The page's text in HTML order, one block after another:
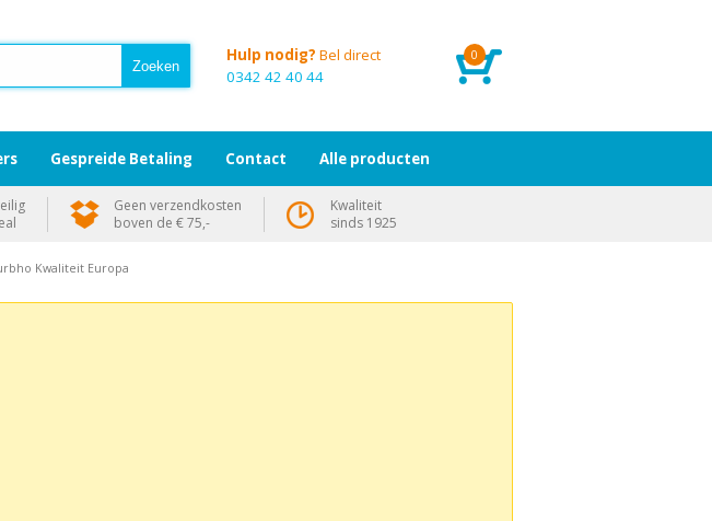
0
Hulp nodig? Bel direct
0342 42 40 44
Kwaliteit Europa
Gespreide Betaling Contact Alle producten
Geen verzendkosten
boven de € 75,-
Kwaliteit
sinds 1925